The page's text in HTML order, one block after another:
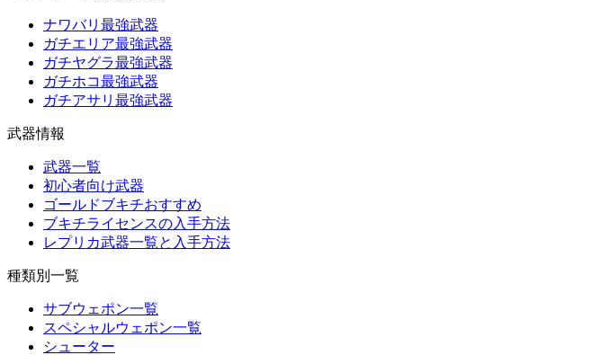
ナワバリ最強武器
ガチエリア最強武器
ガチヤグラ最強武器
ガチホコ最強武器
ガチアサリ最強武器
武器情報
武器一覧
初心者向け武器
ゴールドブキチおすすめ
ブキチライセンスの入手方法
レプリカ武器一覧と入手方法
種類別一覧
サブウェポン一覧
スペシャルウェポン一覧
シューター